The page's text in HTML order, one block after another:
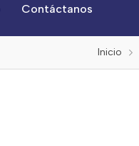
Contáctanos
Inicio